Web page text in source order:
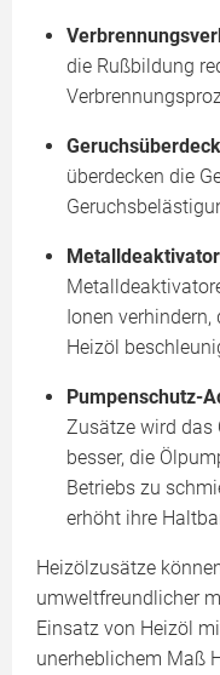
die Rußbildung
überdecken die
Ionen
Heizöl
Pumpenschutz-
Zusätze wird das
besser, die
Betriebs zu
erhöht ihre
Heizölzusätze
umweltfreundlicher
Einsatz von Heizöl
unerheblichem Maß